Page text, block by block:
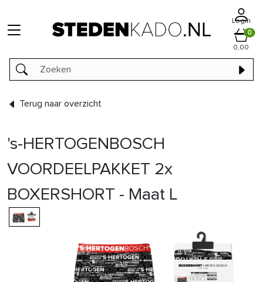
Login
0
0,00
Terug naar overzicht
's-HERTOGENBOSCH
VOORDEELPAKKET 2x
BOXERSHORT - Maat L